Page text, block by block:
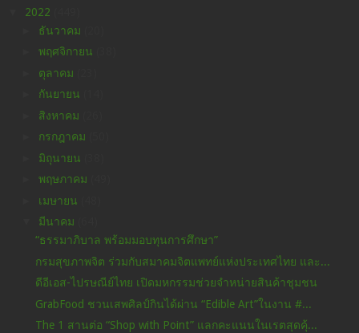
2022
ธันวาคม
พฤศจิกายน
ตุลาคม
กันยายน
สิงหาคม
กรกฎาคม
มิถุนายน
พฤษภาคม
เมษายน
มีนาคม
“ธรรมาภิบาล พร้อมมอบทุนการศึกษา”
กรมสุขภาพจิต ร่วมกับสมาคมจิตแพทย์แห่งประเทศไทย และ...
ดีอีเอส-ไปรษณีย์ไทย เปิดมหกรรมช่วยจำหน่ายสินค้าชุมชน
GrabFood ชวนเสพศิลป์กินได้ผ่าน “Edible Art”ในงาน #...
The 1 สานต่อ “Shop with Point” แลกคะแนนในเรตสุดคุ้...